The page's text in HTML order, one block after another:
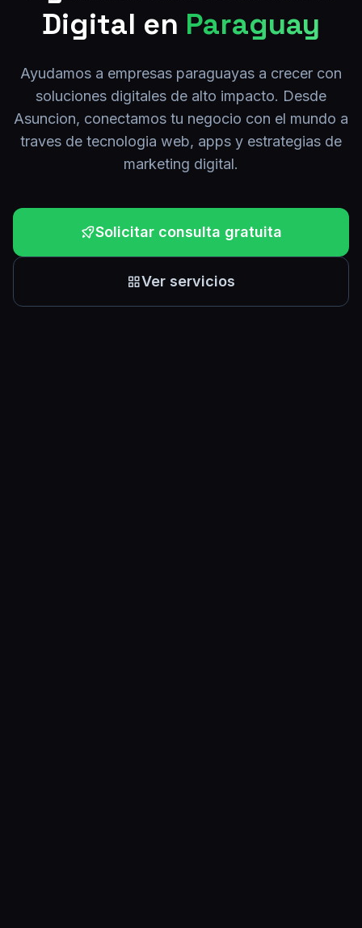
Digital en Paraguay
Ayudamos a empresas paraguayas a crecer con
soluciones digitales de alto impacto. Desde
Asuncion, conectamos tu negocio con el mundo a
traves de tecnologia web, apps y estrategias de
marketing digital.
Solicitar consulta gratuita
Ver servicios